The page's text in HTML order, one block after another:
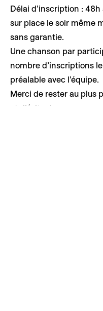
Délai d’inscription :
sur place le soir même
sans garantie.
Une chanson par
nombre d’inscriptions
préalable avec l’équipe.
Merci de rester au plus
et d’éviter les